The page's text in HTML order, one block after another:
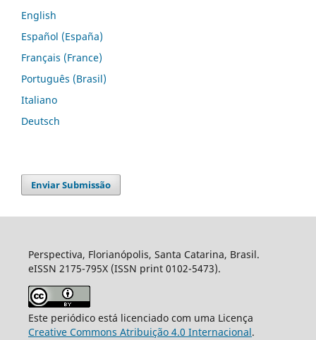
English
Español (España)
Français (France)
Português (Brasil)
Italiano
Deutsch
Enviar Submissão
Perspectiva, Florianópolis, Santa Catarina, Brasil.
eISSN 2175-795X (ISSN print 0102-5473).
Este periódico está licenciado com uma Licença
Creative Commons Atribuição 4.0 Internacional.